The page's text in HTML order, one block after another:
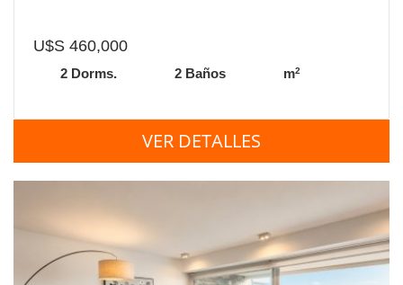
U$S 460,000
2 Dorms. 2 Baños m2
VER DETALLES